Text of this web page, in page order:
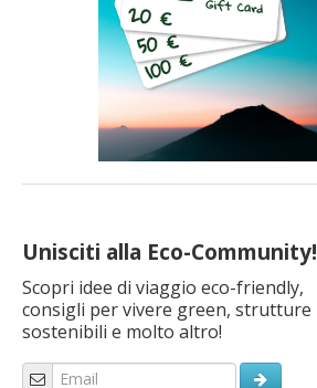
Unisciti alla Eco-Community!
Scopri idee di viaggio eco-friendly,
consigli per vivere green, strutture
sostenibili e molto altro!